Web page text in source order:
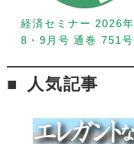
経済セミナー 2026年
8・9月号 通巻 751号
人気記事